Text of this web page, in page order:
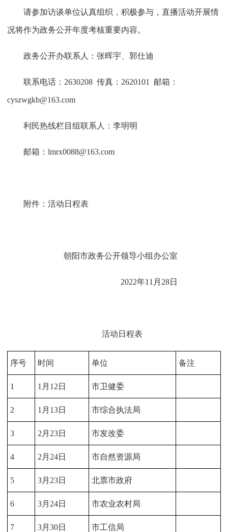
请参加访谈单位认真组织，积极参与，直播活动开展情
况将作为政务公开年度考核重要内容。
政务公开办联系人：张晖宇、郭仕迪
联系电话：2630208 传真：2620101 邮箱：
cyszwgkb@163.com
利民热线栏目组联系人：李明明
邮箱： lmrx0088@163.com
附件：活动日程表
朝阳市政务公开领导小组办公室
2022年11月28日
活动日程表
序号 时间 单位 备注
1 1月12日 市卫健委
2 1月13日 市综合执法局
3 2月23日 市发改委
4 2月24日 市自然资源局
5 3月23日 北票市政府
6 3月24日 市农业农村局
7 3月30日 市工信局